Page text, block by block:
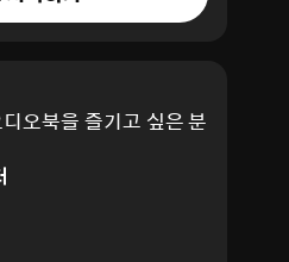
오북을 즐기고 싶은 분